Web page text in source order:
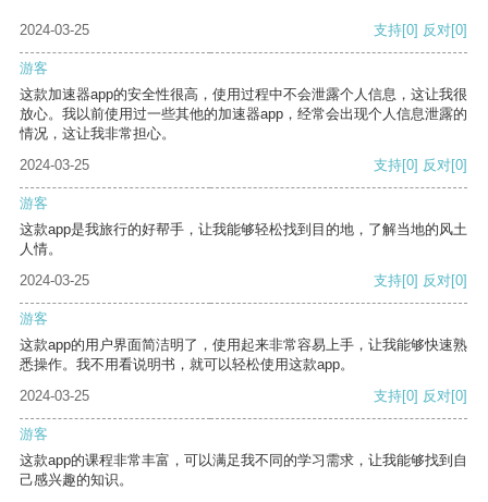
2024-03-25 支持[0] 反对[0]
游客
这款加速器app的安全性很高，使用过程中不会泄露个人信息，这让我很
放心。我以前使用过一些其他的加速器app，经常会出现个人信息泄露的
情况，这让我非常担心。
2024-03-25
支持[0] 反对[0]
游客
这款app是我旅行的好帮手，让我能够轻松找到目的地，了解当地的风土
人情。
2024-03-25
支持[0] 反对[0]
游客
这款app的用户界面简洁明了，使用起来非常容易上手，让我能够快速熟
悉操作。我不用看说明书，就可以轻松使用这款app。
2024-03-25
支持[0] 反对[0]
游客
这款app的课程非常丰富，可以满足我不同的学习需求，让我能够找到自
己感兴趣的知识。